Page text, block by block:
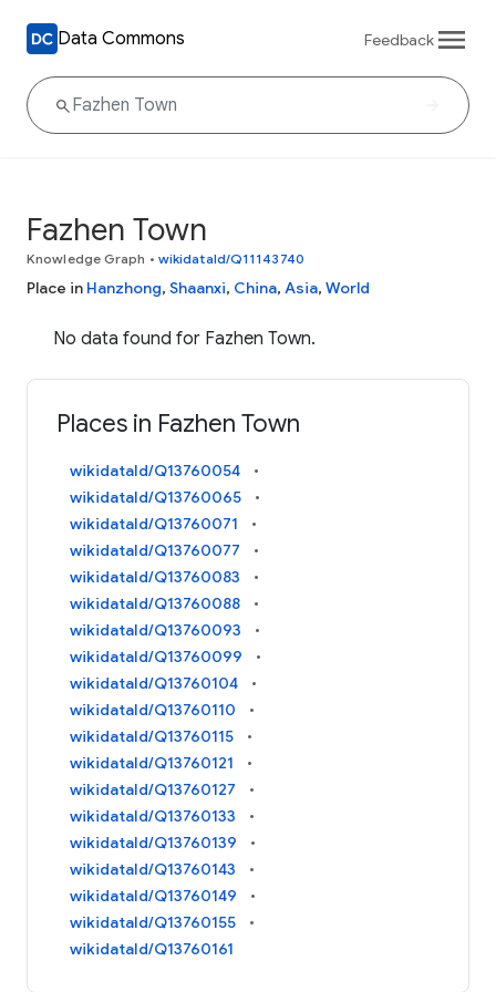
Data Commons Feedback
Fazhen Town
Knowledge Graph • wikidataId/Q11143740
Place in Hanzhong, Shaanxi, China, Asia, World
No data found for Fazhen Town.
Places in Fazhen Town
wikidataId/Q13760054
wikidataId/Q13760065
wikidataId/Q13760071
wikidataId/Q13760077
wikidataId/Q13760083
wikidataId/Q13760088
wikidataId/Q13760093
wikidataId/Q13760099
wikidataId/Q13760104
wikidataId/Q13760110
wikidataId/Q13760115
wikidataId/Q13760121
wikidataId/Q13760127
wikidataId/Q13760133
wikidataId/Q13760139
wikidataId/Q13760143
wikidataId/Q13760149
wikidataId/Q13760155
wikidataId/Q13760161